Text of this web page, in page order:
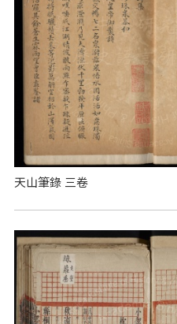
天山筆錄 三卷